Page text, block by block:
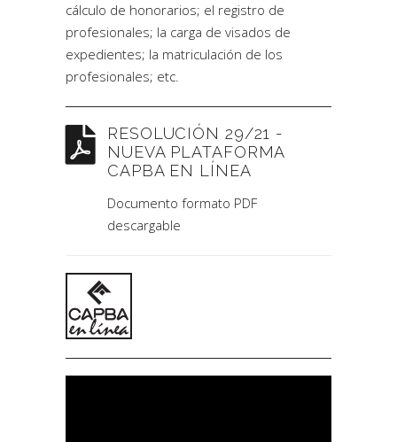
cálculo de honorarios; el registro de
profesionales; la carga de visados de
expedientes; la matriculación de los
profesionales; etc.
RESOLUCIÓN 29/21 -
NUEVA PLATAFORMA
CAPBA EN LÍNEA
Documento formato PDF
descargable